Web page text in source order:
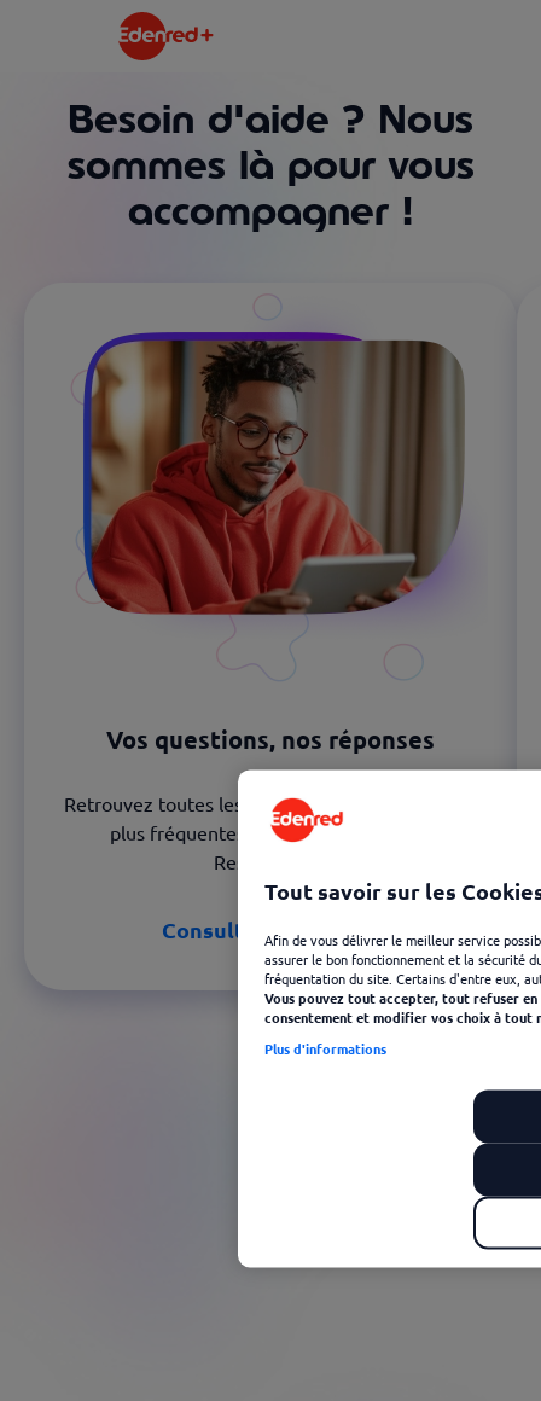
Besoin d'aide ? Nous
sommes là pour vous
accompagner !
Vos questions, nos réponses
Retrouvez toutes les réponses aux questions les
plus fréquentes sur votre carte Ticket
Restaurant®.
Consulter les FAQ
Vous êtes sourd ou malentendant et
Tout savoir sur les
Afin de vous délivrer le meilleur service
assurer le bon fonctionnement et la sécurité
fréquentation du site. Certains d'entre eux,
Vous pouvez tout accepter, tout refuser
consentement et modifier vos choix à tout
Plus d'informations